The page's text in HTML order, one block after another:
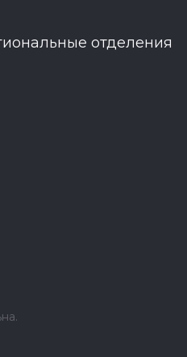
отделения